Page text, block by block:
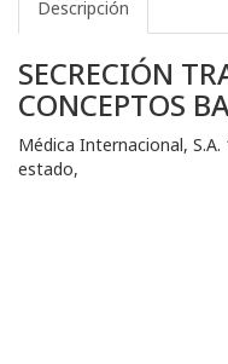
Descripción
SECRECIÓN
CONCEPTOS
Médica Internacional, S.A.
estado,